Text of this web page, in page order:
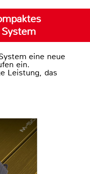
eine neue
ein.
Leistung, das